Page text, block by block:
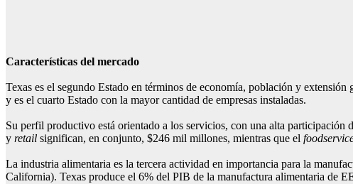
Características del mercado
Texas es el segundo Estado en términos de economía, población y
y es el cuarto Estado con la mayor cantidad de empresas instaladas.
Su perfil productivo está orientado a los servicios, con una alta
y retail significan, en conjunto, $246 mil millones, mientras que el
La industria alimentaria es la tercera actividad en importancia para la
California). Texas produce el 6% del PIB de la manufactura alimentaria de